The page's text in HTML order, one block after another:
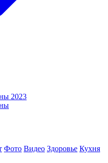
2023
Фото Видео Здоровье Кухня